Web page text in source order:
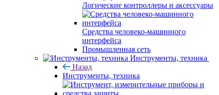
Логические контроллеры и аксессуары
Средства человеко-машинного
интерфейса
Промышленная сеть
Инструменты, техника
Назад
Инструменты, техника